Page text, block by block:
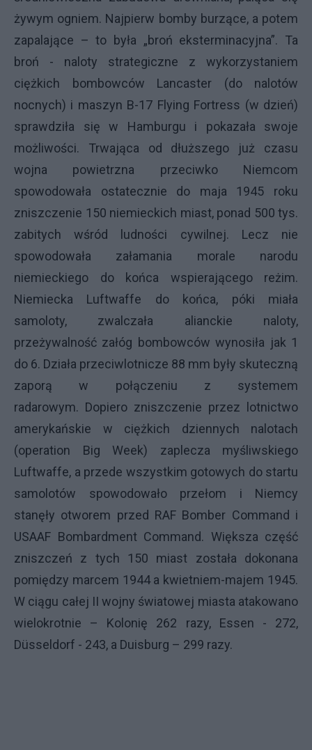
żywym ogniem. Najpierw bomby burzące, a potem
zapalające – to była „broń eksterminacyjna”. Ta
broń - naloty strategiczne z wykorzystaniem
ciężkich bombowców Lancaster (do nalotów
nocnych) i maszyn B-17 Flying Fortress (w dzień)
sprawdziła się w Hamburgu i pokazała swoje
możliwości. Trwająca od dłuższego już czasu
wojna powietrzna przeciwko Niemcom
spowodowała ostatecznie do maja 1945 roku
zniszczenie 150 niemieckich miast, ponad 500 tys.
zabitych wśród ludności cywilnej. Lecz nie
spowodowała załamania morale narodu
niemieckiego do końca wspierającego reżim.
Niemiecka Luftwaffe do końca, póki miała
samoloty, zwalczała alianckie naloty,
przeżywalność załóg bombowców wynosiła jak 1
do 6. Działa przeciwlotnicze 88 mm były skuteczną
zaporą w połączeniu z systemem
radarowym. Dopiero zniszczenie przez lotnictwo
amerykańskie w ciężkich dziennych nalotach
(operation Big Week) zaplecza myśliwskiego
Luftwaffe, a przede wszystkim gotowych do startu
samolotów spowodowało przełom i Niemcy
stanęły otworem przed RAF Bomber Command i
USAAF Bombardment Command. Większa część
zniszczeń z tych 150 miast została dokonana
pomiędzy marcem 1944 a kwietniem-majem 1945.
W ciągu całej II wojny światowej miasta atakowano
wielokrotnie – Kolonię 262 razy, Essen - 272,
Düsseldorf - 243, a Duisburg – 299 razy.